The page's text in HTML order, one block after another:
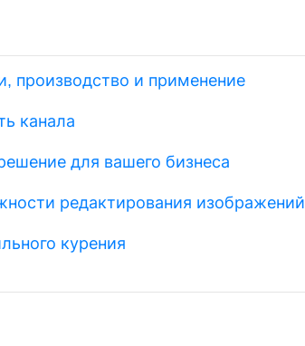
производство и применение
канала
для вашего бизнеса
редактирования изображений
курения